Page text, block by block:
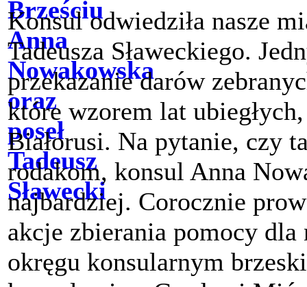
Konsul odwiedziła nasze
Tadeusza Sławeckiego.
przekazanie darów
które wzorem lat
Białorusi. Na pytanie, czy
rodakom, konsul Anna
najbardziej. Corocznie
akcje zbierania pomocy
okręgu konsularnym